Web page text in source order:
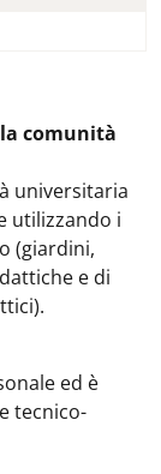
comunità
universitaria
utilizzando i
(giardini,
e di
ed è
tecnico-